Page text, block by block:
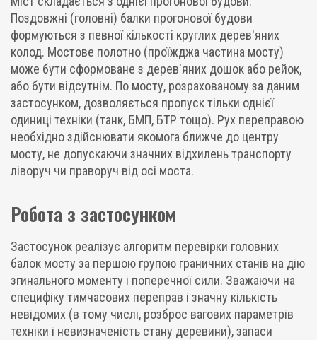
Поздовжні (головні) балки прогонової будови
формуються з певної кількості круглих дерев'яних
колод. Мостове полотно (проїжджа частина мосту)
може бути сформоване з дерев'яних дошок або рейок,
або бути відсутнім. По мосту, розрахованому за даним
застосунком, дозволяється пропуск тільки однієї
одиниці техніки (танк, БМП, БТР тощо). Рух переправою
необхідно здійснювати якомога ближче до центру
мосту, не допускаючи значних відхилень транспорту
ліворуч чи праворуч від осі моста.
Робота з застосунком
Застосунок реалізує алгоритм перевірки головних
балок мосту за першою групою граничних станів на дію
згинального моменту і поперечної сили. Зважаючи на
специфіку тимчасових переправ і значну кількість
невідомих (в тому числі, розброс вагових параметрів
техніки і невизначеність стану деревини), запаси